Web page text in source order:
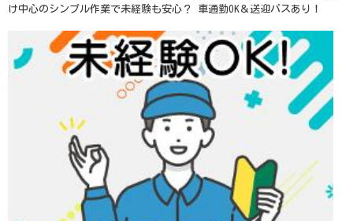
け中心のシンプル作業で未経験も安心？ 車通勤OK＆送迎バスあり！